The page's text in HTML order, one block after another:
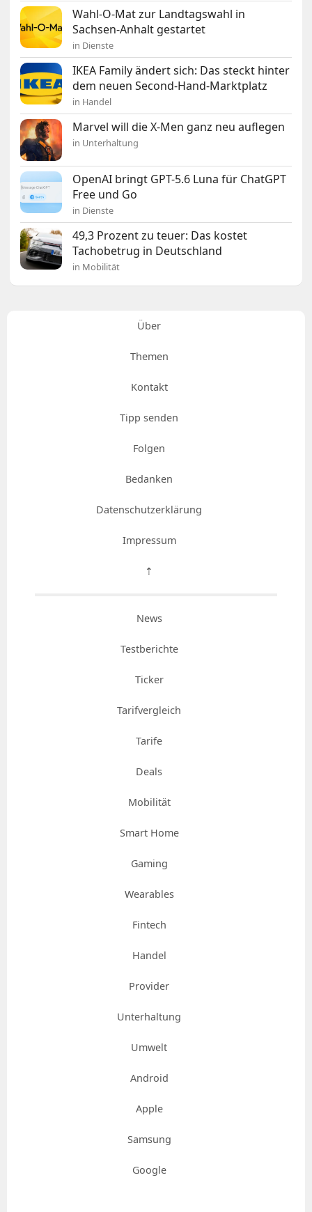
Wahl-O-Mat zur Landtagswahl in
Sachsen-Anhalt gestartet
in Dienste
IKEA Family ändert sich: Das steckt hinter
dem neuen Second-Hand-Marktplatz
in Handel
Marvel will die X-Men ganz neu auflegen
in Unterhaltung
OpenAI bringt GPT-5.6 Luna für ChatGPT
Free und Go
in Dienste
49,3 Prozent zu teuer: Das kostet
Tachobetrug in Deutschland
in Mobilität
Über
Themen
Kontakt
Tipp senden
Folgen
Bedanken
Datenschutzerklärung
Impressum
⇡
News
Testberichte
Ticker
Tarifvergleich
Tarife
Deals
Mobilität
Smart Home
Gaming
Wearables
Fintech
Handel
Provider
Unterhaltung
Umwelt
Android
Apple
Samsung
Google